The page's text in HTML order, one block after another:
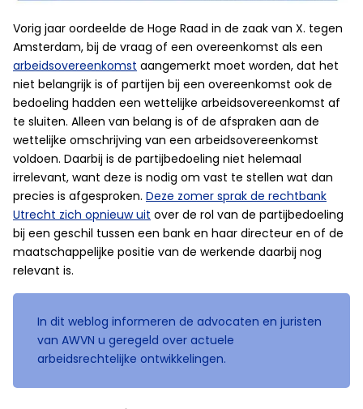
Vorig jaar oordeelde de Hoge Raad in de zaak van X. tegen
Amsterdam, bij de vraag of een overeenkomst als een
arbeidsovereenkomst aangemerkt moet worden, dat het
niet belangrijk is of partijen bij een overeenkomst ook de
bedoeling hadden een wettelijke arbeidsovereenkomst af
te sluiten. Alleen van belang is of de afspraken aan de
wettelijke omschrijving van een arbeidsovereenkomst
voldoen. Daarbij is de partijbedoeling niet helemaal
irrelevant, want deze is nodig om vast te stellen wat dan
precies is afgesproken. Deze zomer sprak de rechtbank
Utrecht zich opnieuw uit over de rol van de partijbedoeling
bij een geschil tussen een bank en haar directeur en of de
maatschappelijke positie van de werkende daarbij nog
relevant is.
In dit weblog informeren de advocaten en juristen
van AWVN u geregeld over actuele
arbeidsrechtelijke ontwikkelingen.